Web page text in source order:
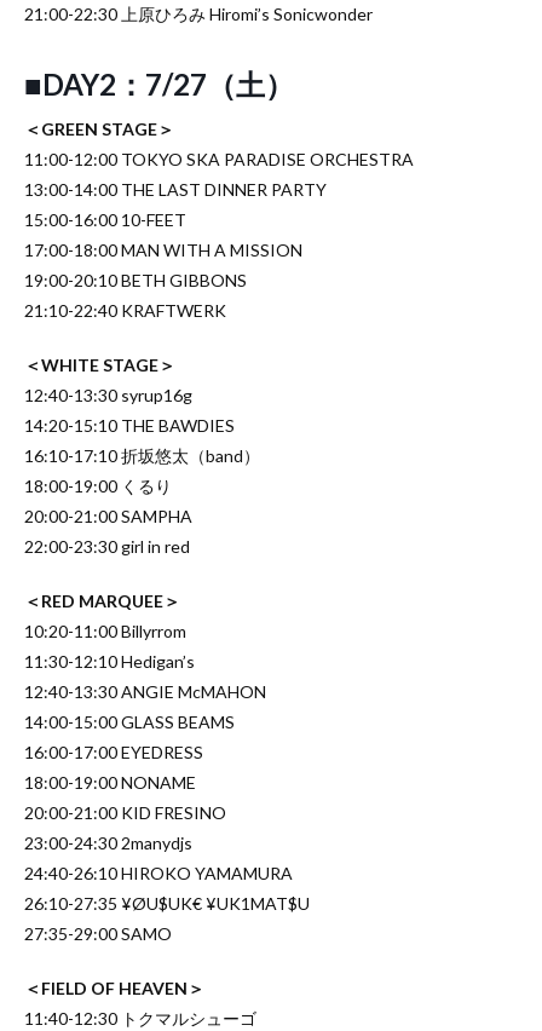
21:00-22:30 上原ひろみ Hiromi’s Sonicwonder
■DAY2：7/27（土）
＜GREEN STAGE＞
11:00-12:00 TOKYO SKA PARADISE ORCHESTRA
13:00-14:00 THE LAST DINNER PARTY
15:00-16:00 10-FEET
17:00-18:00 MAN WITH A MISSION
19:00-20:10 BETH GIBBONS
21:10-22:40 KRAFTWERK
＜WHITE STAGE＞
12:40-13:30 syrup16g
14:20-15:10 THE BAWDIES
16:10-17:10 折坂悠太（band）
18:00-19:00 くるり
20:00-21:00 SAMPHA
22:00-23:30 girl in red
＜RED MARQUEE＞
10:20-11:00 Billyrrom
11:30-12:10 Hedigan’s
12:40-13:30 ANGIE McMAHON
14:00-15:00 GLASS BEAMS
16:00-17:00 EYEDRESS
18:00-19:00 NONAME
20:00-21:00 KID FRESINO
23:00-24:30 2manydjs
24:40-26:10 HIROKO YAMAMURA
26:10-27:35 ¥ØU$UK€ ¥UK1MAT$U
27:35-29:00 SAMO
＜FIELD OF HEAVEN＞
11:40-12:30 トクマルシューゴ